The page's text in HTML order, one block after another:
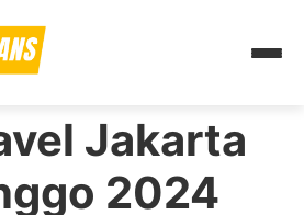
Jakarta
2024